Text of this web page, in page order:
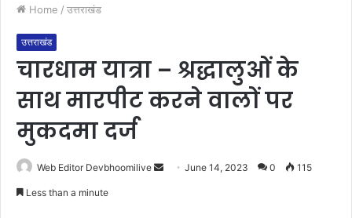
Home / उत्तराखंड
उत्तराखंड
चारधाम यात्रा – श्रद्धालुओं के
साथ मारपीट करने वालों पर
मुकदमा दर्ज
Web Editor Devbhoomilive
SendJune 14, 2023 0 115
Less than a minute